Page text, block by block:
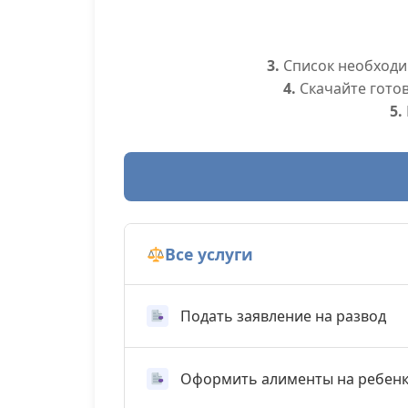
3. Список
4. Скачайте
5.
Все услуги
Подать заявление на развод
Оформить алименты на